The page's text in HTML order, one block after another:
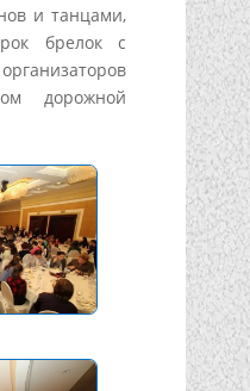
и танцами,
брелок с
дорожной